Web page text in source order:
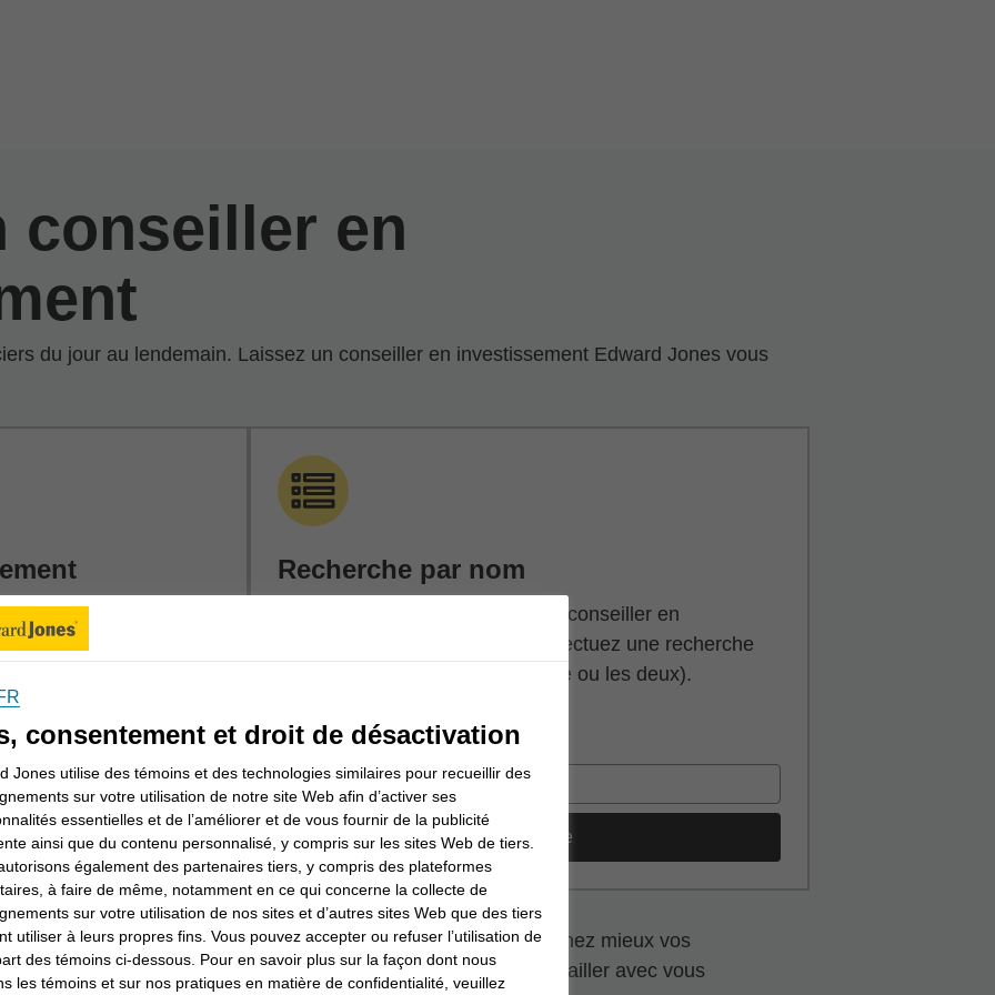
conseiller en
du jour au lendemain. Laissez un conseiller en investissement Edward Jones vous
des quartiers partout
investissement près
Recherche par nom
Si vous êtes à la recherche d’un conseiller en
investissement en particulier, effectuez une recherche
par nom (prénom, nom de famille ou les deux).
Nom du conseiller en investissement
Recherche
travailler avec un conseiller en investissement? Comprenez mieux vos
et la façon dont un conseiller en investissement peut travailler avec vous
consentement et droit de désactivation
Jones utilise des témoins et des technologies similaires pour recueillir des
sur votre utilisation de notre site Web afin d’activer ses
essentielles et de l’améliorer et de vous fournir de la publicité
ainsi que du contenu personnalisé, y compris sur les sites Web de tiers.
également des partenaires tiers, y compris des plateformes
à faire de même, notamment en ce qui concerne la collecte de
sur votre utilisation de nos sites et d’autres sites Web que des tiers
utiliser à leurs propres fins. Vous pouvez accepter ou refuser l’utilisation de
des témoins ci-dessous. Pour en savoir plus sur la façon dont nous
les témoins et sur nos pratiques en matière de confidentialité, veuillez